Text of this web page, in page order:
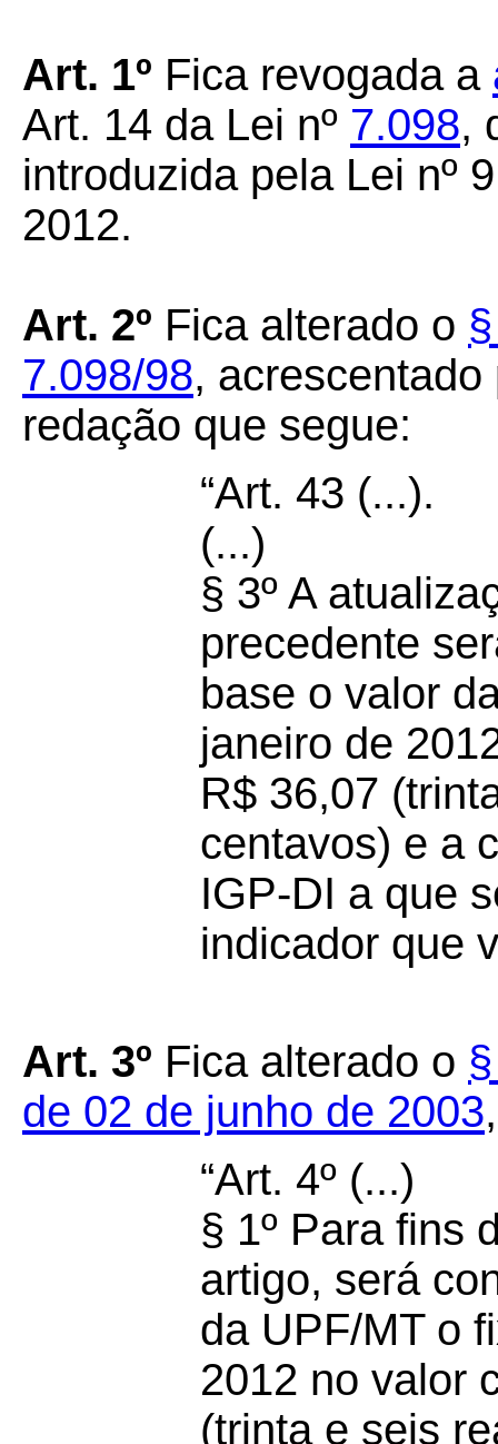
Art. 1º Fica revogada a
Art. 14 da Lei nº 7.098,
introduzida pela Lei nº
2012.
Art. 2º Fica alterado o
7.098/98, acrescentado
redação que segue:
“Art. 43 (...).
(...)
§ 3º A
precedente
base o valor
janeiro de
R$ 36,07
centavos) e a
IGP-DI a que
indicador que
Art. 3º Fica alterado o
de 02 de junho de 2003
“Art. 4º (...)
§ 1º Para fins
artigo, será
da UPF/MT o
2012 no valor
(trinta e seis